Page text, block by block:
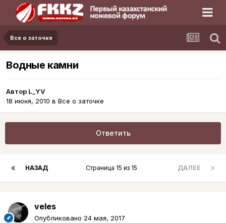
Все о заточке
Водные камни
Автор L_YV
18 июня, 2010 в Все о заточке
Ответить
НАЗАД ДАЛЕЕ
Страница 15 из 15
veles
Опубликовано 24 мая, 2017